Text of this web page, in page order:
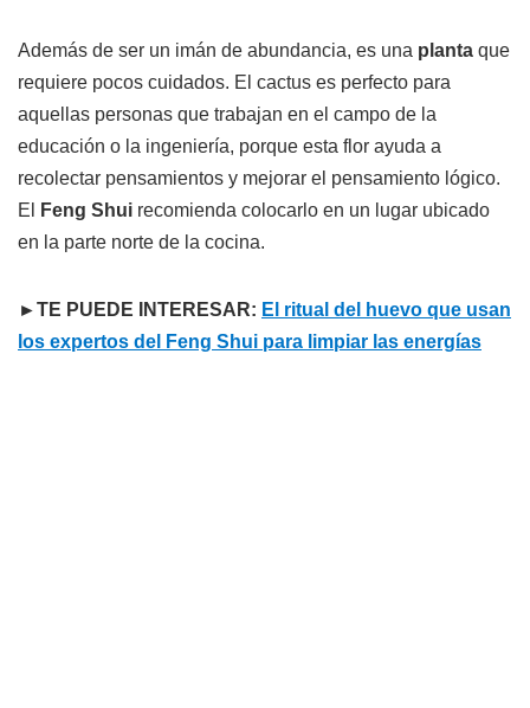
Además de ser un imán de abundancia, es una planta que
requiere pocos cuidados. El cactus es perfecto para
aquellas personas que trabajan en el campo de la
educación o la ingeniería, porque esta flor ayuda a
recolectar pensamientos y mejorar el pensamiento lógico.
El
Feng Shui recomienda colocarlo en un lugar ubicado
en la parte norte de la cocina.
►TE PUEDE INTERESAR: El ritual del huevo que usan
los expertos del Feng Shui para limpiar las energías